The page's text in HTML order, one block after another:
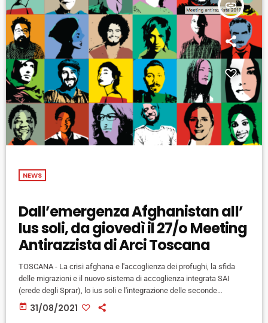
insert_link
NEWS
Dall’emergenza Afghanistan all’
Ius soli, da giovedì il 27/o Meeting
Antirazzista di Arci Toscana
TOSCANA - La crisi afghana e l'accoglienza dei profughi, la sfida
delle migrazioni e il nuovo sistema di accoglienza integrata SAI
(erede degli Sprar), lo ius soli e l'integrazione delle seconde
generazioni. Tutti temi al centro della 27/a edizione del MIA –
Meeting Internazionale Antirazzista di Cecina, la manifestazione
today 31/08/2021